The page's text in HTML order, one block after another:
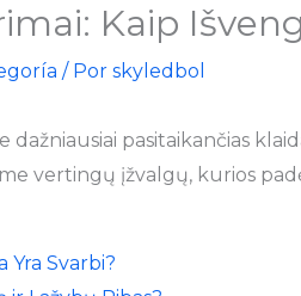
Kaip
/ Por skyledbol
dažniausiai pasitaikančias
vertingų įžvalgų, kurios
Yra Svarbi?